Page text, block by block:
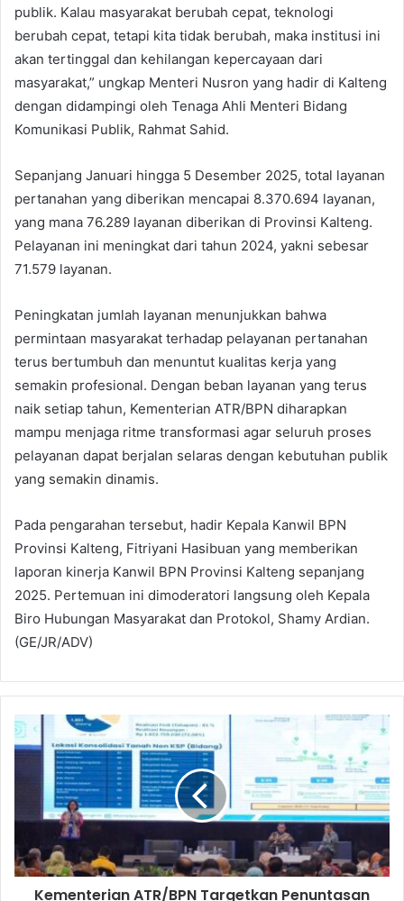
publik. Kalau masyarakat berubah cepat, teknologi
berubah cepat, tetapi kita tidak berubah, maka institusi ini
akan tertinggal dan kehilangan kepercayaan dari
masyarakat,” ungkap Menteri Nusron yang hadir di Kalteng
dengan didampingi oleh Tenaga Ahli Menteri Bidang
Komunikasi Publik, Rahmat Sahid.
Sepanjang Januari hingga 5 Desember 2025, total layanan
pertanahan yang diberikan mencapai 8.370.694 layanan,
yang mana 76.289 layanan diberikan di Provinsi Kalteng.
Pelayanan ini meningkat dari tahun 2024, yakni sebesar
71.579 layanan.
Peningkatan jumlah layanan menunjukkan bahwa
permintaan masyarakat terhadap pelayanan pertanahan
terus bertumbuh dan menuntut kualitas kerja yang
semakin profesional. Dengan beban layanan yang terus
naik setiap tahun, Kementerian ATR/BPN diharapkan
mampu menjaga ritme transformasi agar seluruh proses
pelayanan dapat berjalan selaras dengan kebutuhan publik
yang semakin dinamis.
Pada pengarahan tersebut, hadir Kepala Kanwil BPN
Provinsi Kalteng, Fitriyani Hasibuan yang memberikan
laporan kinerja Kanwil BPN Provinsi Kalteng sepanjang
2025. Pertemuan ini dimoderatori langsung oleh Kepala
Biro Hubungan Masyarakat dan Protokol, Shamy Ardian.
(GE/JR/ADV)
Kementerian ATR/BPN Targetkan Penuntasan